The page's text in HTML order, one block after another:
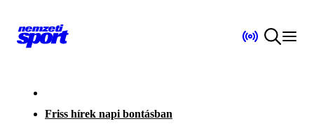
Friss hírek napi bontásban